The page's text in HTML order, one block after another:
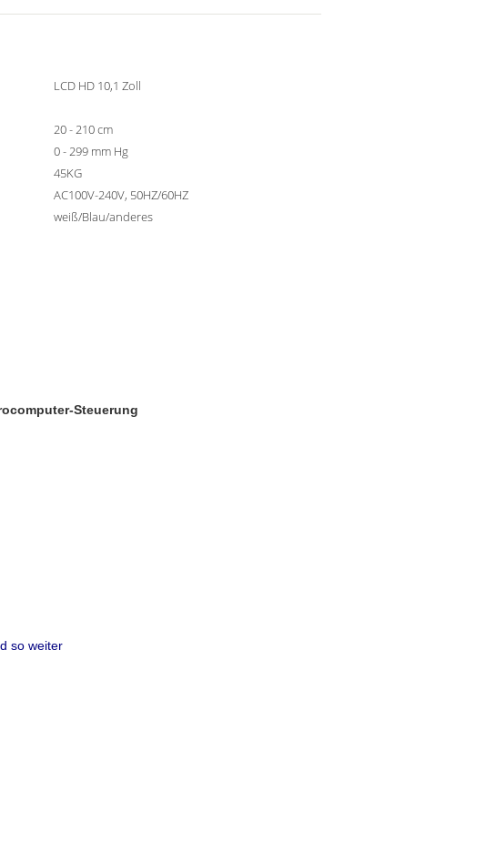
LCD HD 10,1 Zoll
20 - 210 cm
0 - 299 mm Hg
45KG
AC100V-240V, 50HZ/60HZ
weiß/Blau/anderes
Steuerung
so weiter